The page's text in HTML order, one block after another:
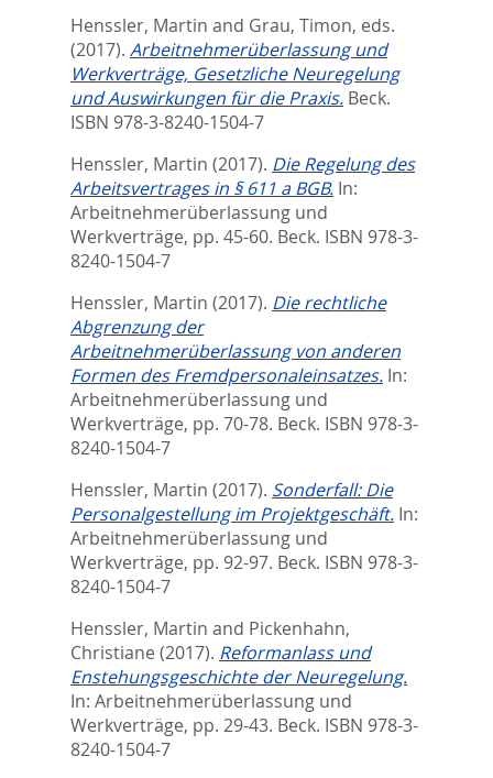
Henssler, Martin and Grau, Timon, eds.
(2017). Arbeitnehmerüberlassung und
Werkverträge, Gesetzliche Neuregelung
und Auswirkungen für die Praxis. Beck.
ISBN 978-3-8240-1504-7
Henssler, Martin (2017). Die Regelung des
Arbeitsvertrages in § 611 a BGB. In:
Arbeitnehmerüberlassung und
Werkverträge, pp. 45-60. Beck. ISBN 978-3-
8240-1504-7
Henssler, Martin (2017). Die rechtliche
Abgrenzung der
Arbeitnehmerüberlassung von anderen
Formen des Fremdpersonaleinsatzes. In:
Arbeitnehmerüberlassung und
Werkverträge, pp. 70-78. Beck. ISBN 978-3-
8240-1504-7
Henssler, Martin (2017). Sonderfall: Die
Personalgestellung im Projektgeschäft. In:
Arbeitnehmerüberlassung und
Werkverträge, pp. 92-97. Beck. ISBN 978-3-
8240-1504-7
Henssler, Martin and Pickenhahn,
Christiane (2017). Reformanlass und
Enstehungsgeschichte der Neuregelung.
In: Arbeitnehmerüberlassung und
Werkverträge, pp. 29-43. Beck. ISBN 978-3-
8240-1504-7